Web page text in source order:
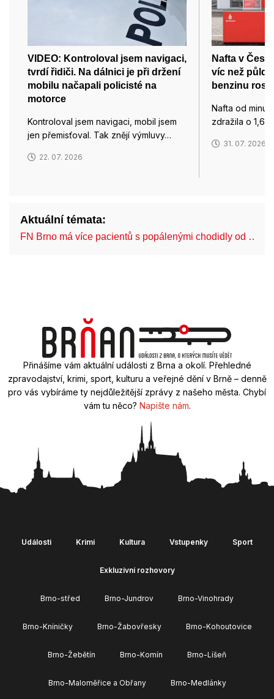
VIDEO: Kontroloval jsem navigaci,
tvrdí řidiči. Na dálnici je při držení
mobilu načapali policisté na
motorce
Kontroloval jsem navigaci, mobil jsem
jen přemisťoval. Tak znějí výmluvy…
22. 07. 2026
Nafta v
víc než
benzinu
Nafta od
zdražila o
31. 07. 2026
Aktuální témata:
FN Brno má více pacientů s popálenými chodidly od …
Přinášíme vám aktuální události z Brna a okolí. Přehledné
zpravodajství, krimi, sport, kulturu a veřejné dění v Brně – denně
pro vás vybíráme ty nejdůležitější zprávy z našeho města. Chybí
vám tu něco? Napište nám.
Události Krimi Kultura Vstupenky Sport
Exkluzivní rozhovory
Brno-střed Brno-Jundrov Brno-Vinohrady
Brno-Kníničky Brno-Žabovřesky Brno-Kohoutovice
Brno-Žebětín Brno-Komín Brno-Líšeň
Brno-Maloměřice a Obřany Brno-Medlánky